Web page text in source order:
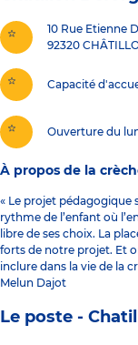
10 Rue Etienne
92320
Capacité
Ouverture du
À propos de la
« Le projet pédagogique
rythme de l’enfant où
libre de ses choix. La
forts de notre projet. Et
inclure dans la vie de la
Melun Dajot
Le poste -